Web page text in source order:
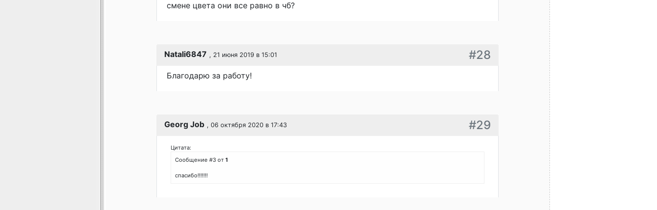
смене цвета они все равно в чб?
Natali6847 , 21 июня 2019 в 15:01 #28
Благодарю за работу!
Georg Job , 06 октября 2020 в 17:43 #29
Цитата:
Сообщение #3 от 1
спасибо!!!!!!!